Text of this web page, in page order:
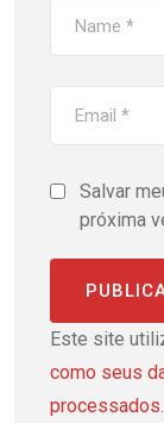
Salvar
próxima
Este site
como seus
processados.